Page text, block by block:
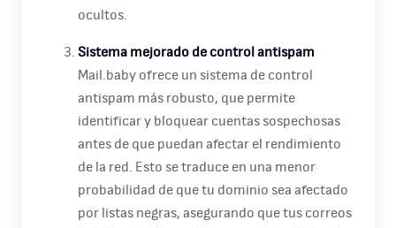
ocultos.
Sistema mejorado de control antispam
Mail.baby ofrece un sistema de control
antispam más robusto, que permite
identificar y bloquear cuentas sospechosas
antes de que puedan afectar el rendimiento
de la red. Esto se traduce en una menor
probabilidad de que tu dominio sea afectado
por listas negras, asegurando que tus correos